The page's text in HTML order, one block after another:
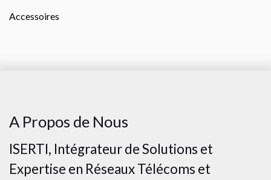
Accessoires
A Propos de Nous
ISERTI, Intégrateur de Solutions et
Expertise en Réseaux Télécoms et